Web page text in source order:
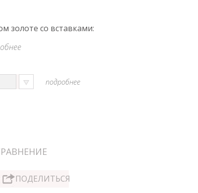
КОЛЬЦА
золоте со вставками:
подробнее
ПОДЕЛИТЬСЯ